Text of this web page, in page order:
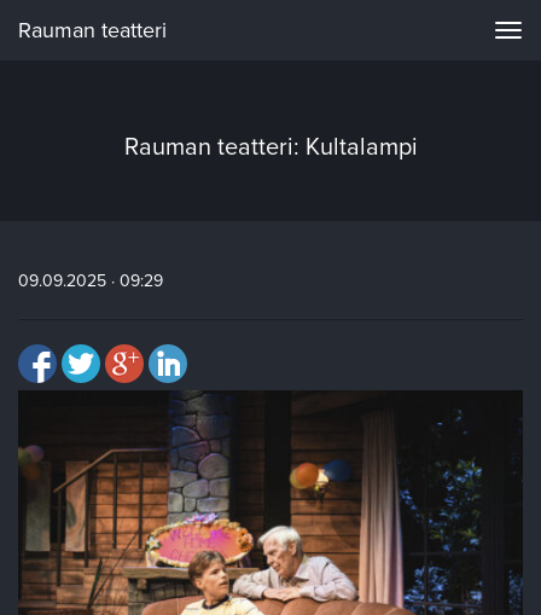
Rauman teatteri
Rauman teatteri: Kultalampi
09.09.2025 · 09:29